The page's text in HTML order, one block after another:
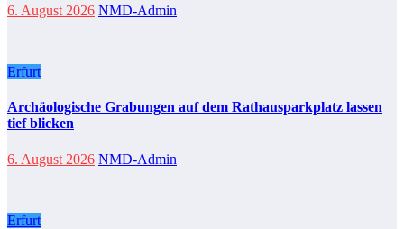
6. August 2026 NMD-Admin
Erfurt
Archäologische Grabungen auf dem Rathausparkplatz lassen
tief blicken
6. August 2026 NMD-Admin
Erfurt